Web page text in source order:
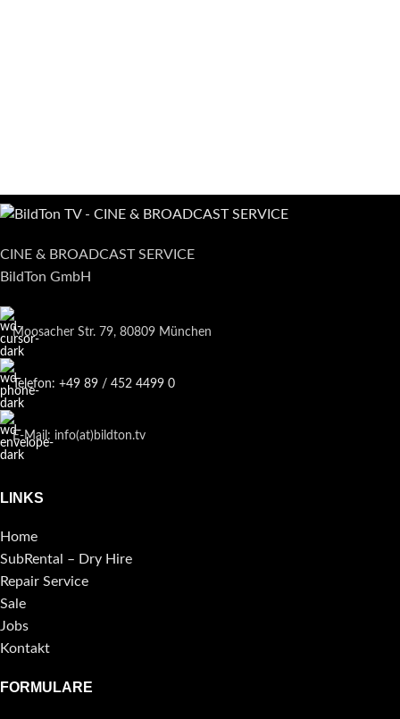
CINE & BROADCAST SERVICE
BildTon GmbH
Moosacher Str. 79, 80809 München
Telefon: +49 89 / 452 4499 0
E-Mail: info(at)bildton.tv
LINKS
Home
SubRental – Dry Hire
Repair Service
Sale
Jobs
Kontakt
FORMULARE